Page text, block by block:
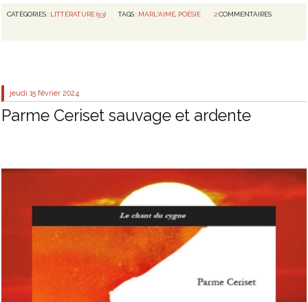
CATÉGORIES : LITTÉRATURE (53) TAGS : MARL'AIME POÉSIE 2 COMMENTAIRES
jeudi 15 février 2024
Parme Ceriset sauvage et ardente